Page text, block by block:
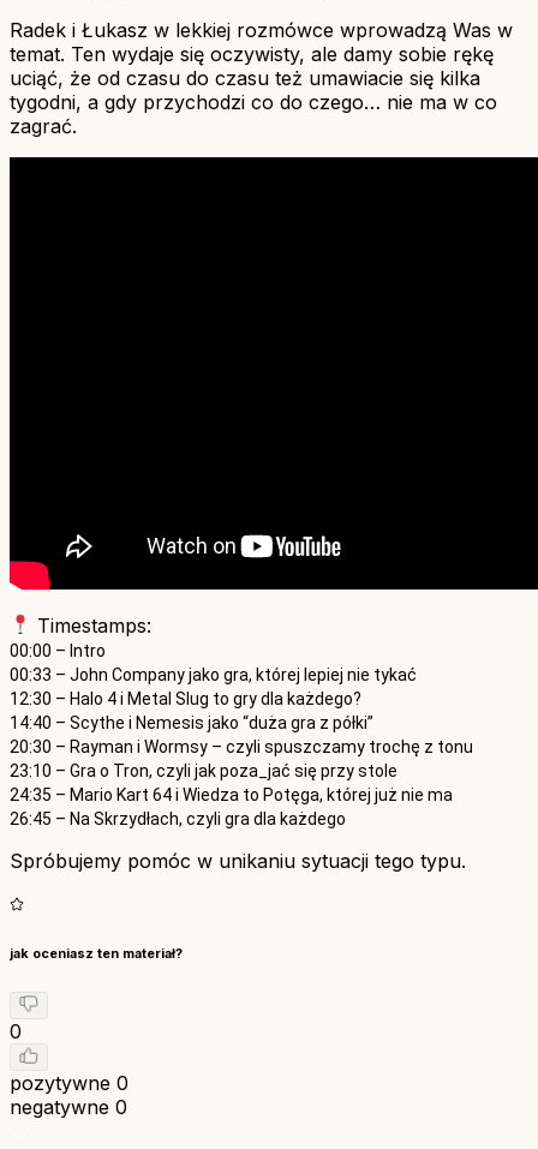
Radek i Łukasz w lekkiej rozmówce wprowadzą Was w
temat. Ten wydaje się oczywisty, ale damy sobie rękę
uciąć, że od czasu do czasu też umawiacie się kilka
tygodni, a gdy przychodzi co do czego… nie ma w co
zagrać.
Timestamps:
00:00 – Intro
00:33 – John Company jako gra, której lepiej nie tykać
12:30 – Halo 4 i Metal Slug to gry dla każdego?
14:40 – Scythe i Nemesis jako “duża gra z półki”
20:30 – Rayman i Wormsy – czyli spuszczamy trochę z tonu
23:10 – Gra o Tron, czyli jak poza_jać się przy stole
24:35 – Mario Kart 64 i Wiedza to Potęga, której już nie ma
26:45 – Na Skrzydłach, czyli gra dla każdego
Spróbujemy pomóc w unikaniu sytuacji tego typu.
jak oceniasz ten materiał?
0
pozytywne 0
negatywne 0